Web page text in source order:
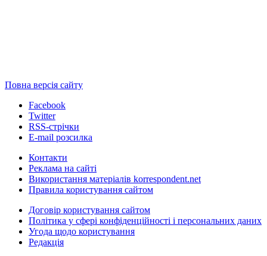
Повна версія сайту
Facebook
Twitter
RSS-стрічки
E-mail розсилка
Контакти
Реклама на сайті
Використання матеріалів korrespondent.net
Правила користування сайтом
Договір користування сайтом
Політика у сфері конфіденційності і персональних даних
Угода щодо користування
Редакція